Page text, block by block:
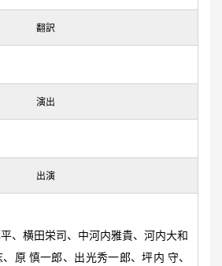
翻訳
演出
出演
、横田栄司、中河内雅貴、河内大和
原 慎一郎、出光秀一郎、坪内 守、